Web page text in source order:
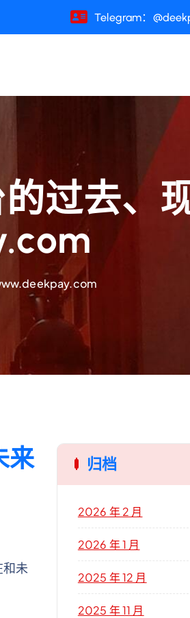
Telegram：
过去、
来
未
归档
2026 年 2 月
2026 年 1 月
2025 年 12 月
2025 年 11 月